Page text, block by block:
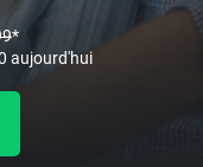
*
aujourd'hui